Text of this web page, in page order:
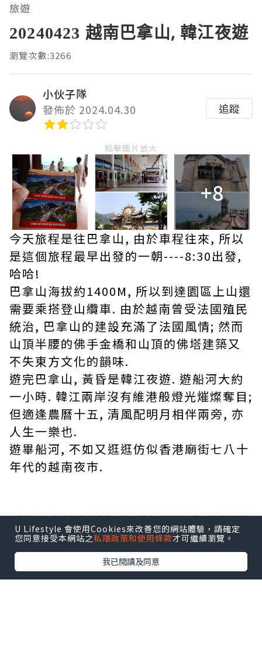
旅遊
20240423 越南巴拿山, 韓江夜遊
瀏覽次數:3266
小伙子隊
發佈於 2024.04.30
追蹤
點擊圖片放大
+8
今天旅程是往巴拿山, 由於車程往來, 所以
是這個旅程最早出發的一朝----8:30出發,
哈哈!
巴拿山海拔約1400M, 所以到達園區上山還
需要乘搭登山纜車. 由於越南曾受法國殖民
統治, 巴拿山的建設充滿了法國風情; 然而
山頂半腰的佛手金橋和山頂的佛塔建築又
不失東方文化的韻味.
遊完巴拿山, 黃昏是韓江夜遊. 遊船河大約
一小時. 韓江兩岸沒有維港般燈光熣燦奪目;
但適逢農曆十五, 清風配明月相伴兩旁, 亦
人生一樂也.
遊畢船河, 不如又逛逛仿似香港廟街七八十
年代的越南夜市.
*本站之內容由作者所提供，並不代表本站的立場。因此本站對
所有博客的立場、真實性、準確性及完整性不負任何法律責
任。
【 U Creator 招募 】
U Lifestyle 會使用Cookies來改善您的網站體驗，請確定
您同意接受本網站之私隱政策和使用條款才可繼續瀏覽。
我已閱讀及同意